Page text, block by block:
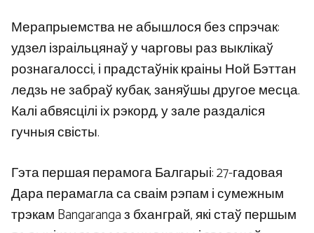
Мерапрыемства не абышлося без спрэчак:
удзел ізраільцянаў у чарговы раз выклікаў
рознагалоссі, і прадстаўнік краіны Ной Бэттан
ледзь не забраў кубак, заняўшы другое месца.
Калі абвясцілі іх рэкорд, у зале раздаліся
гучныя свісты.
Гэта першая перамога Балгарыі: 27-гадовая
Дара перамагла са сваім рэпам і сумежным
трэкам Bangaranga з бханграй, які стаў першым